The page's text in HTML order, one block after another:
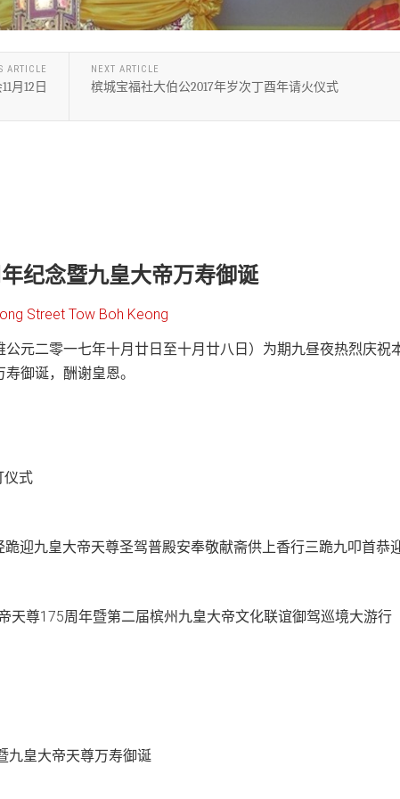
ARTICLE
月12日
NEXT ARTICLE
槟城宝福社大伯公2017年岁次丁酉年请火仪式
纪念暨九皇大帝万寿御诞
Street Tow Boh Keong
元二零一七年十月廿日至十月廿八日）为期九昼夜热烈庆祝
御诞，酬谢皇恩。
仪式
迎九皇大帝天尊圣驾普殿安奉敬献斋供上香行三跪九叩首恭
尊175周年暨第二届槟州九皇大帝文化联谊御驾巡境大游行
九皇大帝天尊万寿御诞